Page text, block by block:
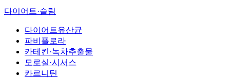
다이어트·슬림
다이어트유산균
파비플로라
카테킨·녹차추출물
모로실·시서스
카르니틴